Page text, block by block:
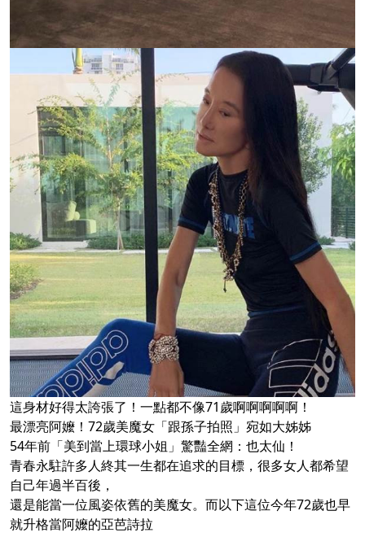
這身材好得太誇張了！一點都不像71歲啊啊啊啊啊！
最漂亮阿嬤！72歲美魔女「跟孫子拍照」宛如大姊姊
54年前「美到當上環球小姐」驚豔全網：也太仙！
青春永駐許多人終其一生都在追求的目標，很多女人都希望
自己年過半百後，
還是能當一位風姿依舊的美魔女。而以下這位今年72歲也早
就升格當阿嬤的亞芭詩拉